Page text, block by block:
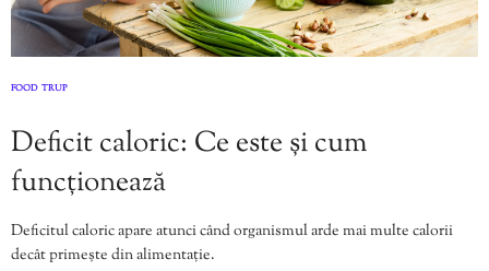
FOOD TRUP
Deficit caloric: Ce este și cum
funcționează
Deficitul caloric apare atunci când organismul arde mai multe calorii
decât primește din alimentație.